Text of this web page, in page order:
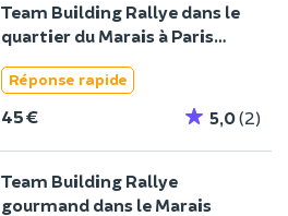
Team Building Rallye dans le
quartier du Marais à Paris
Réponse rapide
45 € 5,0(2)
Team Building Rallye
gourmand dans le Marais